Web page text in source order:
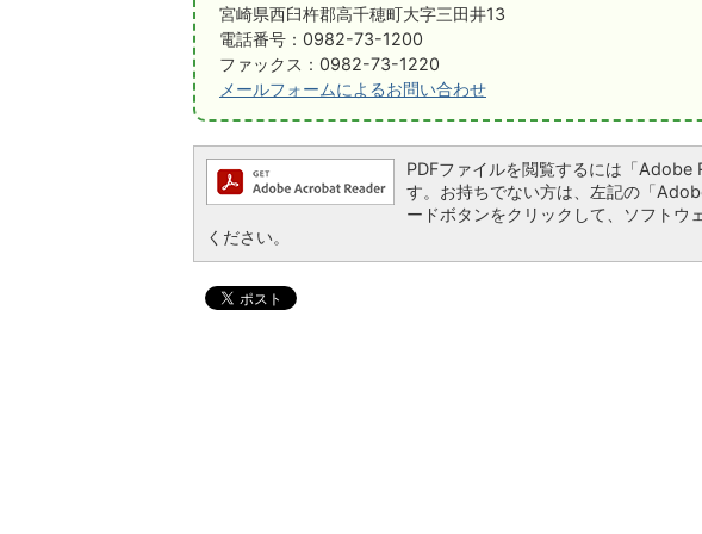
宮崎県西臼杵郡高千穂町大字三田井13
電話番号：0982-73-1200
ファックス：0982-73-1220
メールフォームによるお問い合わせ
PDFファイルを閲覧するには「
す。お持ちでない方は、左記の「
ードボタンをクリックして、ソフトウ
ください。